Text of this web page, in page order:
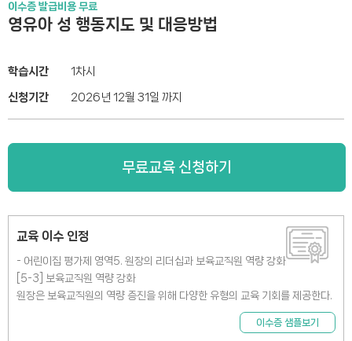
이수증 발급비용 무료
영유아 성 행동지도 및 대응방법
학습시간 1차시
신청기간 2026년 12월 31일 까지
무료교육 신청하기
교육 이수 인정
- 어린이집 평가제 영역5. 원장의 리더십과 보육교직원 역량 강화
[5-3] 보육교직원 역량 강화
원장은 보육교직원의 역량 증진을 위해 다양한 유형의 교육 기회를 제공한다.
이수증 샘플보기